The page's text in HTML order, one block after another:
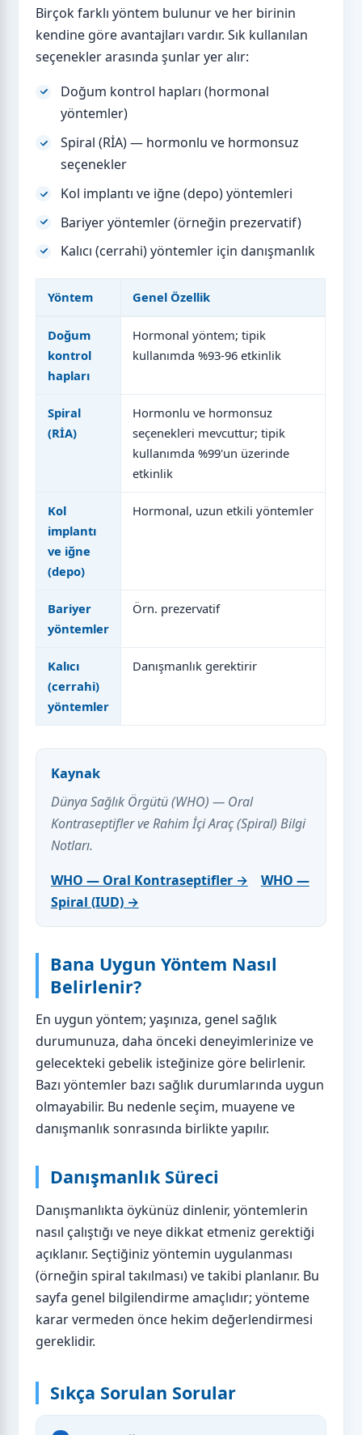
Birçok farklı yöntem bulunur ve her birinin
kendine göre avantajları vardır. Sık kullanılan
seçenekler arasında şunlar yer alır:
Doğum kontrol hapları (hormonal
yöntemler)
Spiral (RİA) — hormonlu ve hormonsuz
seçenekler
Kol implantı ve iğne (depo) yöntemleri
Bariyer yöntemler (örneğin prezervatif)
Kalıcı (cerrahi) yöntemler için danışmanlık
Yöntem Genel Özellik
Doğum
kontrol
hapları
Hormonal yöntem; tipik
kullanımda %93-96 etkinlik
Spiral
(RİA)
Hormonlu ve hormonsuz
seçenekleri mevcuttur; tipik
kullanımda %99'un üzerinde
etkinlik
Kol
implantı
ve iğne
(depo)
Hormonal, uzun etkili yöntemler
Bariyer
yöntemler
Örn. prezervatif
Kalıcı
(cerrahi)
yöntemler
Danışmanlık gerektirir
Kaynak
Dünya Sağlık Örgütü (WHO) — Oral
Kontraseptifler ve Rahim İçi Araç (Spiral) Bilgi
Notları.
WHO — Oral Kontraseptifler →
WHO —
Spiral (IUD) →
Bana Uygun Yöntem Nasıl
Belirlenir?
En uygun yöntem; yaşınıza, genel sağlık
durumunuza, daha önceki deneyimlerinize ve
gelecekteki gebelik isteğinize göre belirlenir.
Bazı yöntemler bazı sağlık durumlarında uygun
olmayabilir. Bu nedenle seçim, muayene ve
danışmanlık sonrasında birlikte yapılır.
Danışmanlık Süreci
Danışmanlıkta öykünüz dinlenir, yöntemlerin
nasıl çalıştığı ve neye dikkat etmeniz gerektiği
açıklanır. Seçtiğiniz yöntemin uygulanması
(örneğin spiral takılması) ve takibi planlanır. Bu
sayfa genel bilgilendirme amaçlıdır; yönteme
karar vermeden önce hekim değerlendirmesi
gereklidir.
Sıkça Sorulan Sorular